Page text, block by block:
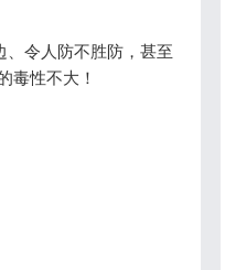
、令人防不胜防，甚至
毒性不大！